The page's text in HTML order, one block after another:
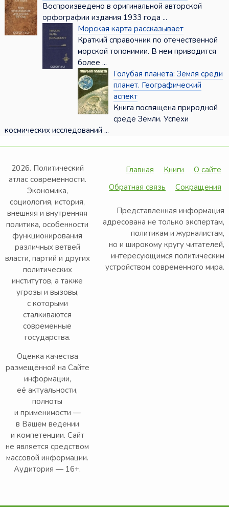
Воспроизведено в оригинальной авторской
орфографии издания 1933 года ...
Морская карта рассказывает
Краткий справочник по отечественной
морской топонимии. В нем приводится
более ...
Голубая планета: Земля среди
планет. Географический
аспект
Книга посвящена природной
среде Земли. Успехи
космических исследований ...
2026. Политический
атлас современности.
Экономика,
социология, история,
внешняя и внутренняя
политика, особенности
функционирования
различных ветвей
власти, партий и других
политических
институтов, а также
угрозы и вызовы,
с которыми
сталкиваются
современные
государства.
Оценка качества
размещённой на Сайте
информации,
её актуальности,
полноты
и применимости —
в Вашем ведении
и компетенции. Сайт
не является средством
массовой информации.
Аудитория — 16+.
Главная Книги
О сайте
Обратная связь
Сокращения
Представленная информация
адресована не только экспертам,
политикам и журналистам,
но и широкому кругу читателей,
интересующимся политическим
устройством современного мира.